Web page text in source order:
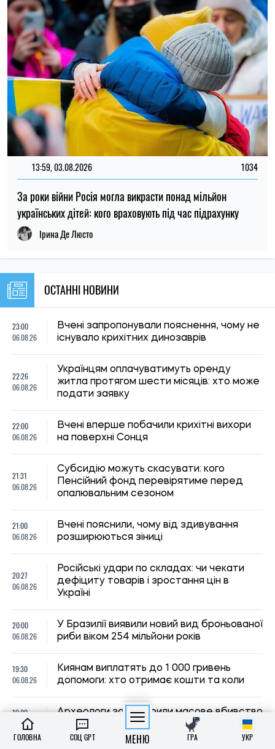
ОСТАННІ НОВИНИ
23:00
06.08.26
Вчені запропонували пояснення, чому не
існувало крихітних динозаврів
22:26
06.08.26
Українцям оплачуватимуть оренду
житла протягом шести місяців: хто може
подати заявку
22:00
06.08.26
Вчені вперше побачили крихітні вихори
на поверхні Сонця
21:31
06.08.26
Субсидію можуть скасувати: кого
Пенсійний фонд перевірятиме перед
21:00
06.08.26
розширюються зіниці
20:27
06.08.26
Російські удари по складах: чи чекати
дефіциту товарів і зростання цін в
20:00
06.08.26
У Бразилії виявили новий вид броньованої
риби віком 254 мільйони років
19:30
06.08.26
Киянам виплатять до 1 000 гривень
допомоги: хто отримає кошти та коли
06.08.26
Археологи запідозрили масове вбивство
у розкішній римській віллі
06.08.26
На Волині зафіксували екстремальну
спеку до +39 градусів: температурні
рекорди оновлено вперше з 1963 року
06.08.26
Вчені поставили під сумнів міф про
“тупість” вимерлого птаха додо
06.08.26
Оренда квартир на півдні України
подорожчала після 2022 року: де ціни
зросли найбільше
ГОЛОВНА СОЦ GPT МЕНЮ ГРА УКР